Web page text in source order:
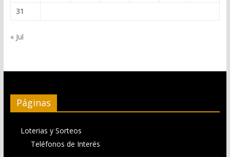
31
« Jul
Páginas
Loterias y Sorteos
Teléfonos de Interés